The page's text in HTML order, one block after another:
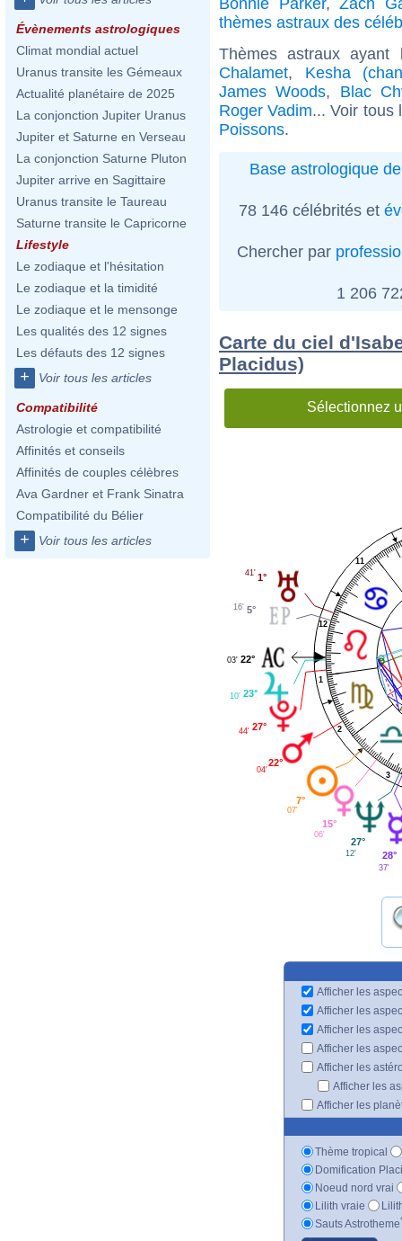
Évènements astrologiques
Climat mondial actuel
Uranus transite les Gémeaux
Actualité planétaire de 2025
La conjonction Jupiter Uranus
Jupiter et Saturne en Verseau
La conjonction Saturne Pluton
Jupiter arrive en Sagittaire
Uranus transite le Taureau
Saturne transite le Capricorne
Lifestyle
Le zodiaque et l'hésitation
Le zodiaque et la timidité
Le zodiaque et le mensonge
Les qualités des 12 signes
Les défauts des 12 signes
+ Voir tous les articles
Compatibilité
Astrologie et compatibilité
Affinités et conseils
Affinités de couples célèbres
Ava Gardner et Frank Sinatra
Compatibilité du Bélier
+ Voir tous les articles
thèmes astraux des
Thèmes astraux
Chalamet, Kesha
James Woods, Blac
Roger Vadim... Voir tous
Poissons.
Base astrologique
78 146 célébrités et
Chercher par
1 206
Carte du ciel
Placidus)
Sélectionnez
1
2
3
11
12
1°
41'
5°
16'
22°
03'
23°
10'
27°
44'
22°
04'
7°
07'
15°
06'
27°
12' 28°
37'
Afficher les
Afficher les
Afficher les
Afficher les
Afficher les
Afficher les
Afficher les
Thème tropical
Domification
Noeud nord vrai
Lilith vraie
Sauts Astrotheme